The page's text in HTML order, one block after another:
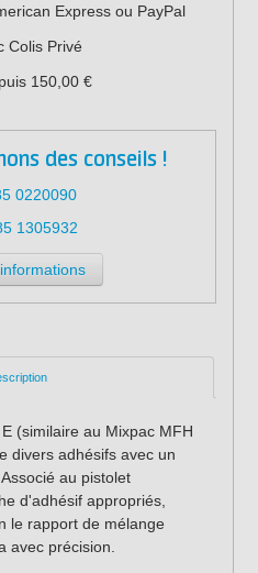
Express ou PayPal
Colis Privé
150,00 €
des conseils !
0220090
1305932
(similaire au Mixpac MFH
divers adhésifs avec un
au pistolet
d'adhésif appropriés,
le rapport de mélange
avec précision.